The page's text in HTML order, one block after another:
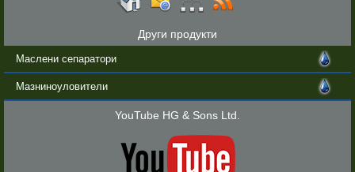
Други продукти
Маслени сепаратори
Мазниноуловители
YouTube HG & Sons Ltd.